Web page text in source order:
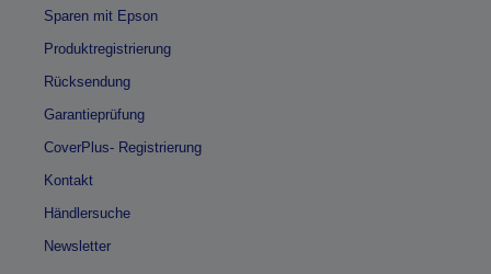
Sparen mit Epson
Produktregistrierung
Rücksendung
Garantieprüfung
CoverPlus- Registrierung
Kontakt
Händlersuche
Newsletter